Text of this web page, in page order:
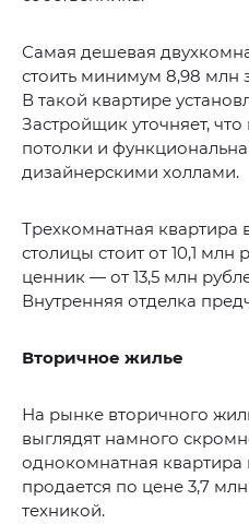
Самая дешевая
стоить минимум 8,98 млн
В такой квартире
Застройщик уточняет,
потолки и
дизайнерскими холлами.
Трехкомнатная квартира
столицы стоит от 10,1 млн
ценник — от 13,5 млн
Внутренняя отделка
Вторичное жилье
На рынке вторичного
выглядят намного
однокомнатная квартира
продается по цене 3,7
техникой.